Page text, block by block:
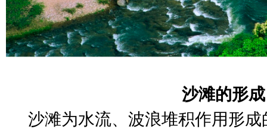
沙滩的形成
沙滩为水流、波浪堆积作用形